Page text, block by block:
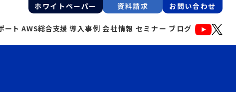
ート AWS総合支援 導入事例 会社情報 セミナー ブログ
お問い合わせ
資料請求
ホワイトペーパー